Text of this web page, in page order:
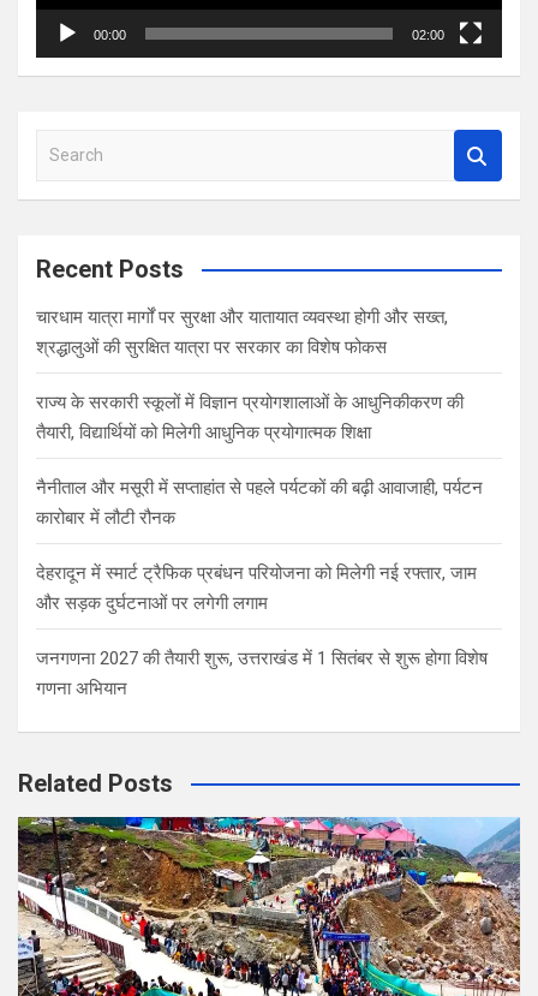
00:00 02:00
a
c
Recent Posts
चारधाम यात्रा मार्गों पर सुरक्षा और यातायात व्यवस्था होगी और सख्त,
श्रद्धालुओं की सुरक्षित यात्रा पर सरकार का विशेष फोकस
राज्य के सरकारी स्कूलों में विज्ञान प्रयोगशालाओं के आधुनिकीकरण की
तैयारी, विद्यार्थियों को मिलेगी आधुनिक प्रयोगात्मक शिक्षा
नैनीताल और मसूरी में सप्ताहांत से पहले पर्यटकों की बढ़ी आवाजाही, पर्यटन
कारोबार में लौटी रौनक
देहरादून में स्मार्ट ट्रैफिक प्रबंधन परियोजना को मिलेगी नई रफ्तार, जाम
और सड़क दुर्घटनाओं पर लगेगी लगाम
जनगणना 2027 की तैयारी शुरू, उत्तराखंड में 1 सितंबर से शुरू होगा विशेष
गणना अभियान
Related Posts